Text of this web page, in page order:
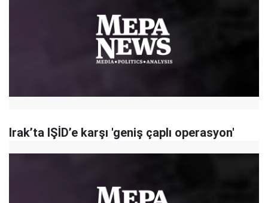
Irak’ta IŞİD’e karşı 'geniş çaplı operasyon'